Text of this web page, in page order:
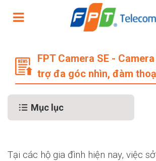
FPT Camera SE -
trợ đa góc nhìn, đàm
Mục lục
Tại các hộ gia đình hiện nay, việc